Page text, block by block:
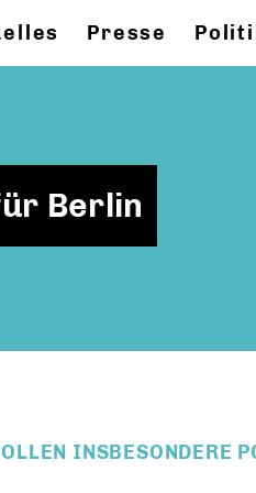
Presse
Berlin
INSBESONDERE